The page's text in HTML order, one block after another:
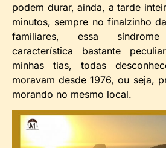
podem durar, ainda, a tarde
minutos, sempre no finalzinho
familiares, essa
característica bastante
minhas tias, todas
moravam desde 1976, ou seja,
morando no mesmo local.